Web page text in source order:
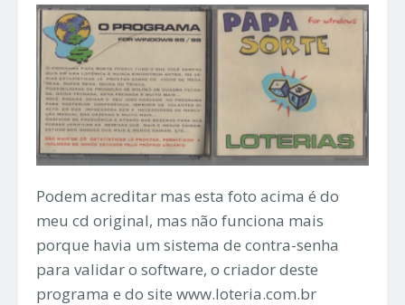
Podem acreditar mas esta foto acima é do
meu cd original, mas não funciona mais
porque havia um sistema de contra-senha
para validar o software, o criador deste
programa e do site www.loteria.com.br